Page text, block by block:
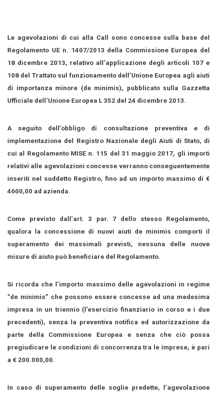
Le agevolazioni di cui alla Call sono concesse sulla base del
Regolamento UE n. 1407/2013 della Commissione Europea del
18 dicembre 2013, relativo all’applicazione degli articoli 107 e
108 del Trattato sul funzionamento dell’Unione Europea agli aiuti
di importanza minore (de minimis), pubblicato sulla Gazzetta
Ufficiale dell’Unione Europea L 352 del 24 dicembre 2013.
A seguito dell’obbligo di consultazione preventiva e di
implementazione del Registro Nazionale degli Aiuti di Stato, di
cui al Regolamento MISE n. 115 del 31 maggio 2017, gli importi
relativi alle agevolazioni concesse verranno conseguentemente
inseriti nel suddetto Registro, fino ad un importo massimo di €
4600,00 ad azienda.
Come previsto dall’art. 3 par. 7 dello stesso Regolamento,
qualora la concessione di nuovi aiuti de minimis comporti il
superamento dei massimali previsti, nessuna delle nuove
misure di aiuto può beneficiare del Regolamento.
Si ricorda che l’importo massimo delle agevolazioni in regime
“de minimis” che possono essere concesse ad una medesima
impresa in un triennio (l’esercizio finanziario in corso e i due
precedenti), senza la preventiva notifica ed autorizzazione da
parte della Commissione Europea e senza che ciò possa
pregiudicare le condizioni di concorrenza tra le imprese, è pari
a € 200.000,00.
In caso di superamento delle soglie predette, l’agevolazione